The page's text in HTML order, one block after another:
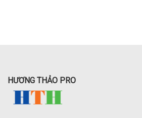
HƯƠNG THẢO PRO